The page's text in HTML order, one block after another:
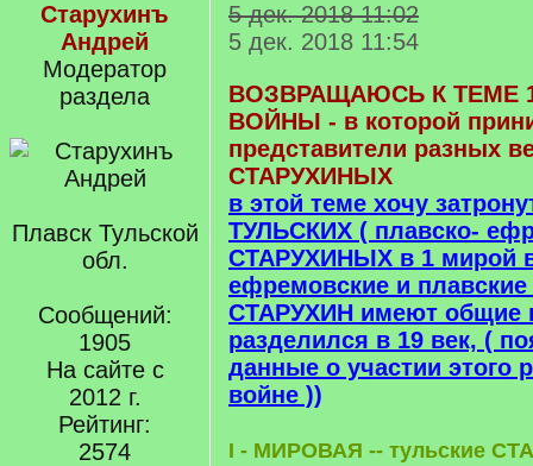
Старухинъ
Андрей
Модератор
раздела
Плавск Тульской
обл.
Сообщений:
1905
На сайте с
2012 г.
Рейтинг:
2574
5 дек. 2018 11:02
5 дек. 2018 11:54
ВОЗВРАЩАЮСЬ К ТЕМЕ
ВОЙНЫ - в которой
представители разных
СТАРУХИНЫХ
в этой теме хочу
ТУЛЬСКИХ ( плавско-
СТАРУХИНЫХ в 1 мирой
ефремовские и
СТАРУХИН имеют общие
разделился в 19 век, (
данные о участии этого
войне ))
I - МИРОВАЯ -- тульские